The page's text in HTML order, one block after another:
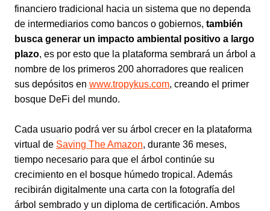
financiero tradicional hacia un sistema que no dependa
de intermediarios como bancos o gobiernos, también
busca generar un impacto ambiental positivo a largo
plazo, es por esto que la plataforma sembrará un árbol a
nombre de los primeros 200 ahorradores que realicen
sus depósitos en www.tropykus.com, creando el primer
bosque DeFi del mundo.
Cada usuario podrá ver su árbol crecer en la plataforma
virtual de Saving The Amazon, durante 36 meses,
tiempo necesario para que el árbol continúe su
crecimiento en el bosque húmedo tropical. Además
recibirán digitalmente una carta con la fotografía del
árbol sembrado y un diploma de certificación. Ambos